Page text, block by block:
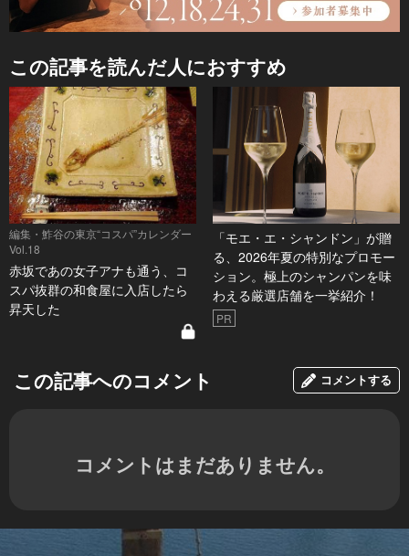
この記事を読んだ人におすすめ
編集・鮓谷の東京“コスパ”カレンダー
Vol.18
赤坂であの女子アナも通う、コ
スパ抜群の和食屋に入店したら
昇天した
「モエ・エ・シャンドン」が贈
る、2026年夏の特別なプロモー
ション。極上のシャンパンを味
わえる厳選店舗を一挙紹介！
PR
この記事へのコメント コメントする
コメントはまだありません。